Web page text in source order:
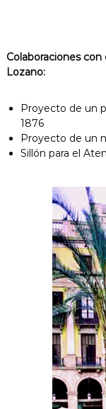
Colaboraciones
Lozano:
Proyecto de un
1876
Proyecto de un
Sillón para el